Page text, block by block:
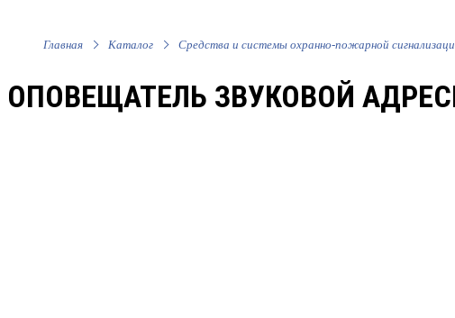
Главная Каталог Средства и системы охранно-пожарной
ОПОВЕЩАТЕЛЬ ЗВУКОВОЙ